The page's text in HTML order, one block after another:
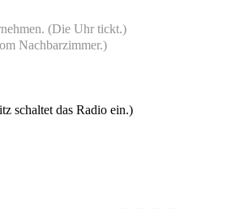
(Die Uhr tickt.)
Nachbarzimmer.)
schaltet das Radio ein.)